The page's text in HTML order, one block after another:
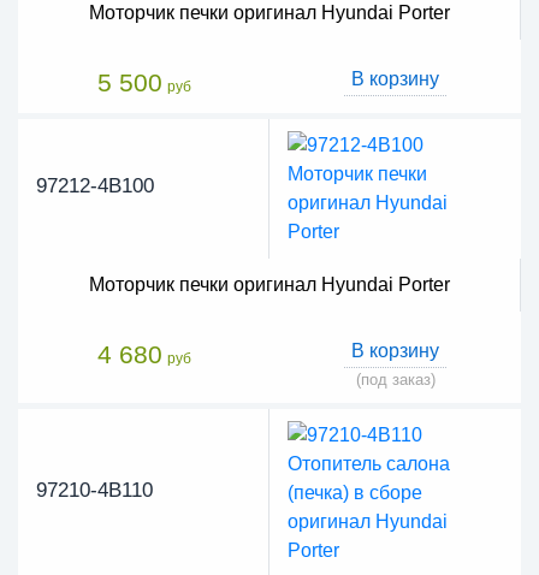
Моторчик печки оригинал Hyundai Porter
5 500 руб В корзину
97212-4B100
Моторчик печки оригинал Hyundai Porter
4 680 руб В корзину
(под заказ)
97210-4B110